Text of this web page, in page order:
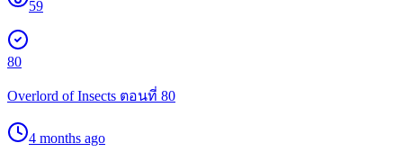
59
80
Overlord of Insects ตอนที่ 80
4 months ago